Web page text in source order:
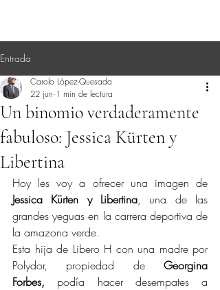
Entrada
Un binomio verdaderamente
fabuloso: Jessica Kürten y
Libertina
Carolo López-Quesada
22 jun 1 min de lectura
Jessica Kürten y Libertina, una de las
grandes yeguas en la carrera deportiva de
la amazona verde.
Esta hija de Libero H con una madre por
Polydor, propiedad de Georgina
Forbes, podía hacer desempates a